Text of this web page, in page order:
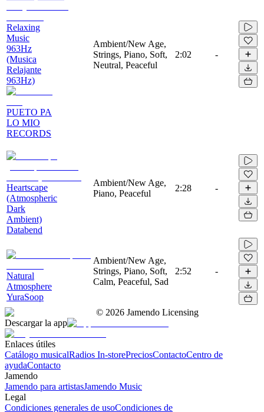
Relaxing
Music
963Hz
(Musica
Relajante
963Hz)
PUETO PA
LO MIO
RECORDS
Ambient/New Age,
Strings, Piano, Soft,
Neutral, Peaceful
2:02 -
Heartscape
(Atmospheric
Dark
Ambient)
Databend
Ambient/New Age,
Piano, Peaceful
2:28 -
Natural
Atmosphere
YuraSoop
Ambient/New Age,
Strings, Piano, Soft,
Calm, Peaceful, Sad
2:52 -
© 2026 Jamendo Licensing
Descargar la app
Enlaces útiles
Catálogo musicalRadios In-storePreciosContactoCentro de
ayudaContacto
Jamendo
Jamendo para artistasJamendo Music
Legal
Condiciones generales de usoCondiciones de